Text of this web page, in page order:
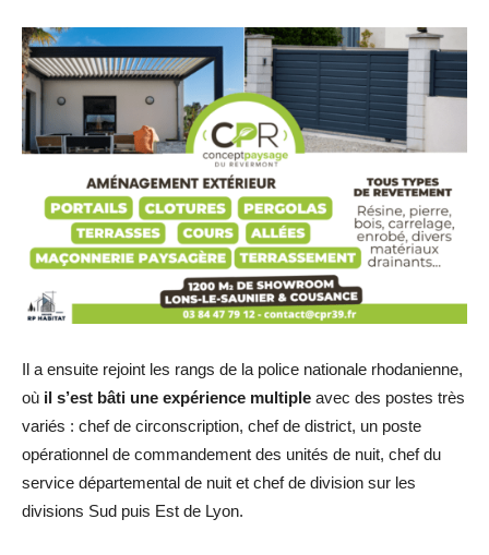
Il a ensuite rejoint les rangs de la police nationale rhodanienne,
où il s’est bâti une expérience multiple avec des postes très
variés : chef de circonscription, chef de district, un poste
opérationnel de commandement des unités de nuit, chef du
service départemental de nuit et chef de division sur les
divisions Sud puis Est de Lyon.